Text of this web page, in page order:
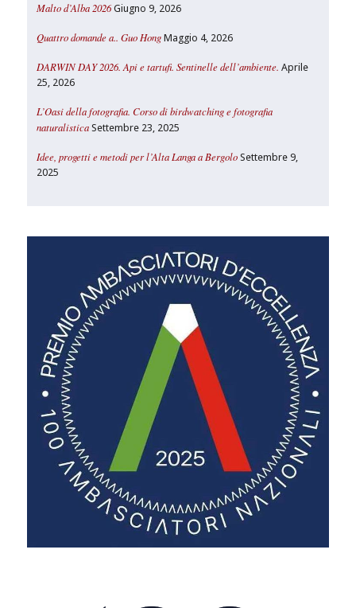
Malto d’Alba 2026 Giugno 9, 2026
Quattro domande a.. Guo Hong Maggio 4, 2026
DARWIN DAY 2026. Api e tartufi. Sentinelle dell’ambiente. Aprile
25, 2026
L’Oasi della fotografia. Corso di birdwatching e fotografia
naturalistica Settembre 23, 2025
Idee, progetti e metodi per l’Alta Langa a Bergolo Settembre 9,
2025